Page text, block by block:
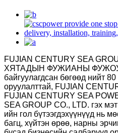
FUJIAN CENTURY SEA
ХЯТАДЫН ФУЖИАНЫ ФУЖОУ
байгуулагдсан бөгөөд нийт
оруулалттай, FUJIAN
FUJIAN CENTURY SEA
SEA GROUP CO., LTD. гэх
ийн гол бүтээгдэхүүнүүд нь
багц, хүйтэн өрөө, нарны